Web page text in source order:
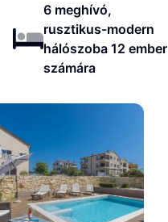
6 meghívó,
rusztikus-modern
hálószoba 12 ember
számára